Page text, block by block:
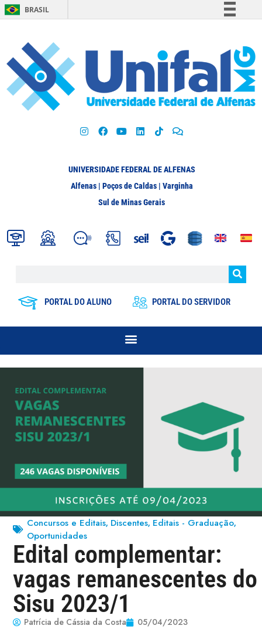
BRASIL
Participe
Acesso à informação
Legislação
UNIVERSIDADE FEDERAL DE ALFENAS
Alfenas | Poços de Caldas | Varginha
Sul de Minas Gerais
PORTAL DO ALUNO PORTAL DO SERVIDOR
Concursos e Editais, Discentes, Editais - Graduação,
Oportunidades
Edital complementar:
vagas remanescentes do
Sisu 2023/1
Patrícia de Cássia da Costa 05/04/2023